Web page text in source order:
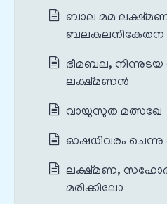
ബാല മമ
ബലകുലനികേതന
ഭീമബല,
ലക്ഷ്മണൻ
വായുസുത മത്സഖേ
ഓഷധിവരം
ലക്ഷ്മണ,
മരിക്കിലോ